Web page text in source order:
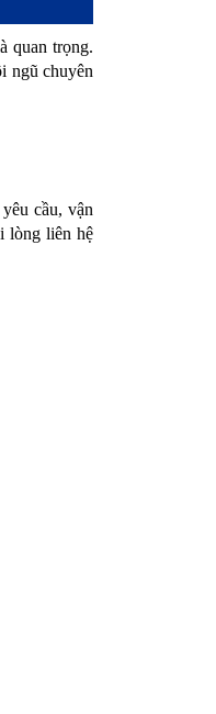
quan trọng.
ngũ chuyên
cầu, vận
lòng liên hệ